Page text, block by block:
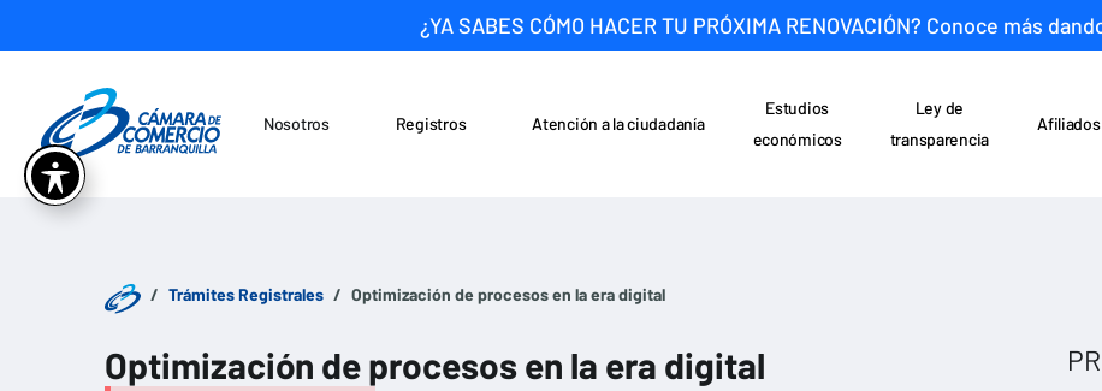
¿YA SABES CÓMO HACER TU PRÓXIMA RENOVACIÓN? Conoce más
Nosotros Registros
Atención a la ciudadanía
Estudios
económicos
Ley de
transparencia
Afiliados
Trámites Registrales Optimización de procesos en la era digital
Optimización de procesos en la era digital